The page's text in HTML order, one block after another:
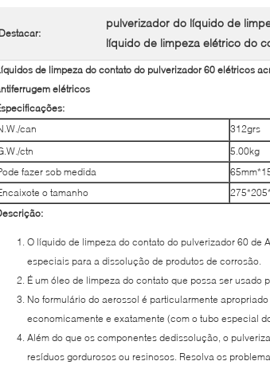
pulverizador do líquido de
líquido de limpeza elétrico do
de limpeza do contato do pulverizador 60 elétricos
elétricos
can
312grs
ctn
5.00kg
fazer sob medida
o tamanho
O líquido de limpeza do contato do pulverizador 60 de
especiais para a dissolução de produtos de corrosão.
É um óleo de limpeza do contato que possa ser usado
No formulário do aerossol é particularmente
economicamente e exatamente (com o tubo especial
Além do que os componentes dedissolução, o
resíduos gordurosos ou resinosos. Resolva os